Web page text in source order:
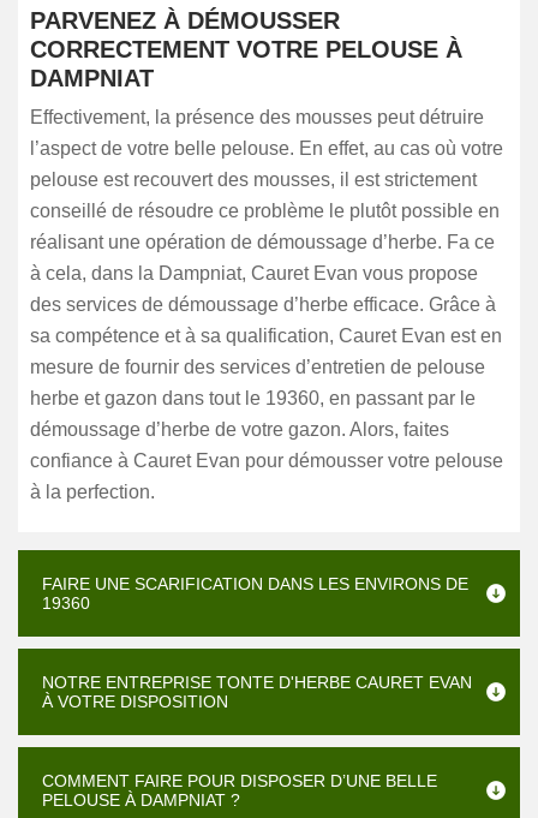
PARVENEZ À DÉMOUSSER
CORRECTEMENT VOTRE PELOUSE À
DAMPNIAT
Effectivement, la présence des mousses peut détruire
l’aspect de votre belle pelouse. En effet, au cas où votre
pelouse est recouvert des mousses, il est strictement
conseillé de résoudre ce problème le plutôt possible en
réalisant une opération de démoussage d’herbe. Fa ce
à cela, dans la Dampniat, Cauret Evan vous propose
des services de démoussage d’herbe efficace. Grâce à
sa compétence et à sa qualification, Cauret Evan est en
mesure de fournir des services d’entretien de pelouse
herbe et gazon dans tout le 19360, en passant par le
démoussage d’herbe de votre gazon. Alors, faites
confiance à Cauret Evan pour démousser votre pelouse
à la perfection.
FAIRE UNE SCARIFICATION DANS LES ENVIRONS DE
19360
NOTRE ENTREPRISE TONTE D'HERBE CAURET EVAN
À VOTRE DISPOSITION
COMMENT FAIRE POUR DISPOSER D’UNE BELLE
PELOUSE À DAMPNIAT ?